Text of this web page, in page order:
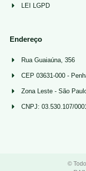
LEI LGPD
Endereço
Rua Guaiaúna, 356
CEP 03631-000 -
Zona Leste - São
CNPJ: 03.530.107/
©